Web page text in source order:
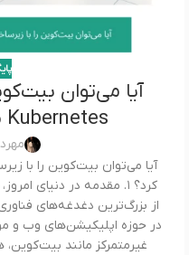
آیا می‌توان
Kubernetes مقیاس‌پذیر کرد؟
از بزرگ‌ترین دغدغه‌های
در حوزه اپلیکیشن‌های وب و
غیرمتمرکز مانند